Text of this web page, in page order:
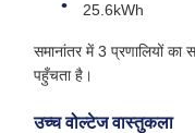
25.6kWh
समानांतर में 3 प्रणालियों
पहुँचता है।
उच्च वोल्टेज वास्तुकला